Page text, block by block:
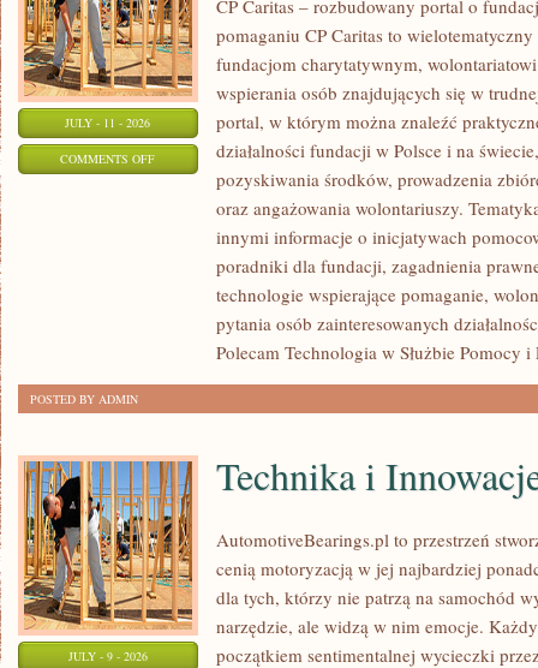
JULY - 11 - 2026
COMMENTS OFFON
CP Caritas – rozbudowany portal o
pomaganiu CP Caritas to
fundacjom charytatywnym,
wspierania osób znajdujących się w
portal, w którym można znaleźć
działalności fundacji w Polsce i na
pozyskiwania środków, prowadzenia
oraz angażowania wolontariuszy.
innymi informacje o inicjatywach
poradniki dla fundacji, zagadnienia
technologie wspierające pomaganie,
pytania osób zainteresowanych
Polecam Technologia w Służbie Pomocy i
POSTED BY ADMIN
JULY - 9 - 2026
Technika i
AutomotiveBearings.pl to przestrzeń
cenią motoryzacją w jej najbardziej
dla tych, którzy nie patrzą na samochód
narzędzie, ale widzą w nim emocje.
początkiem sentimentalnej wycieczki